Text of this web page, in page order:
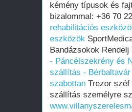
kémény típusok és
bizalommal: +36 70
rehabilitációs
eszközök
Bandázsokok
- Páncélszekrény és
szállítás -
szabottan Trezor
szállítás személyre